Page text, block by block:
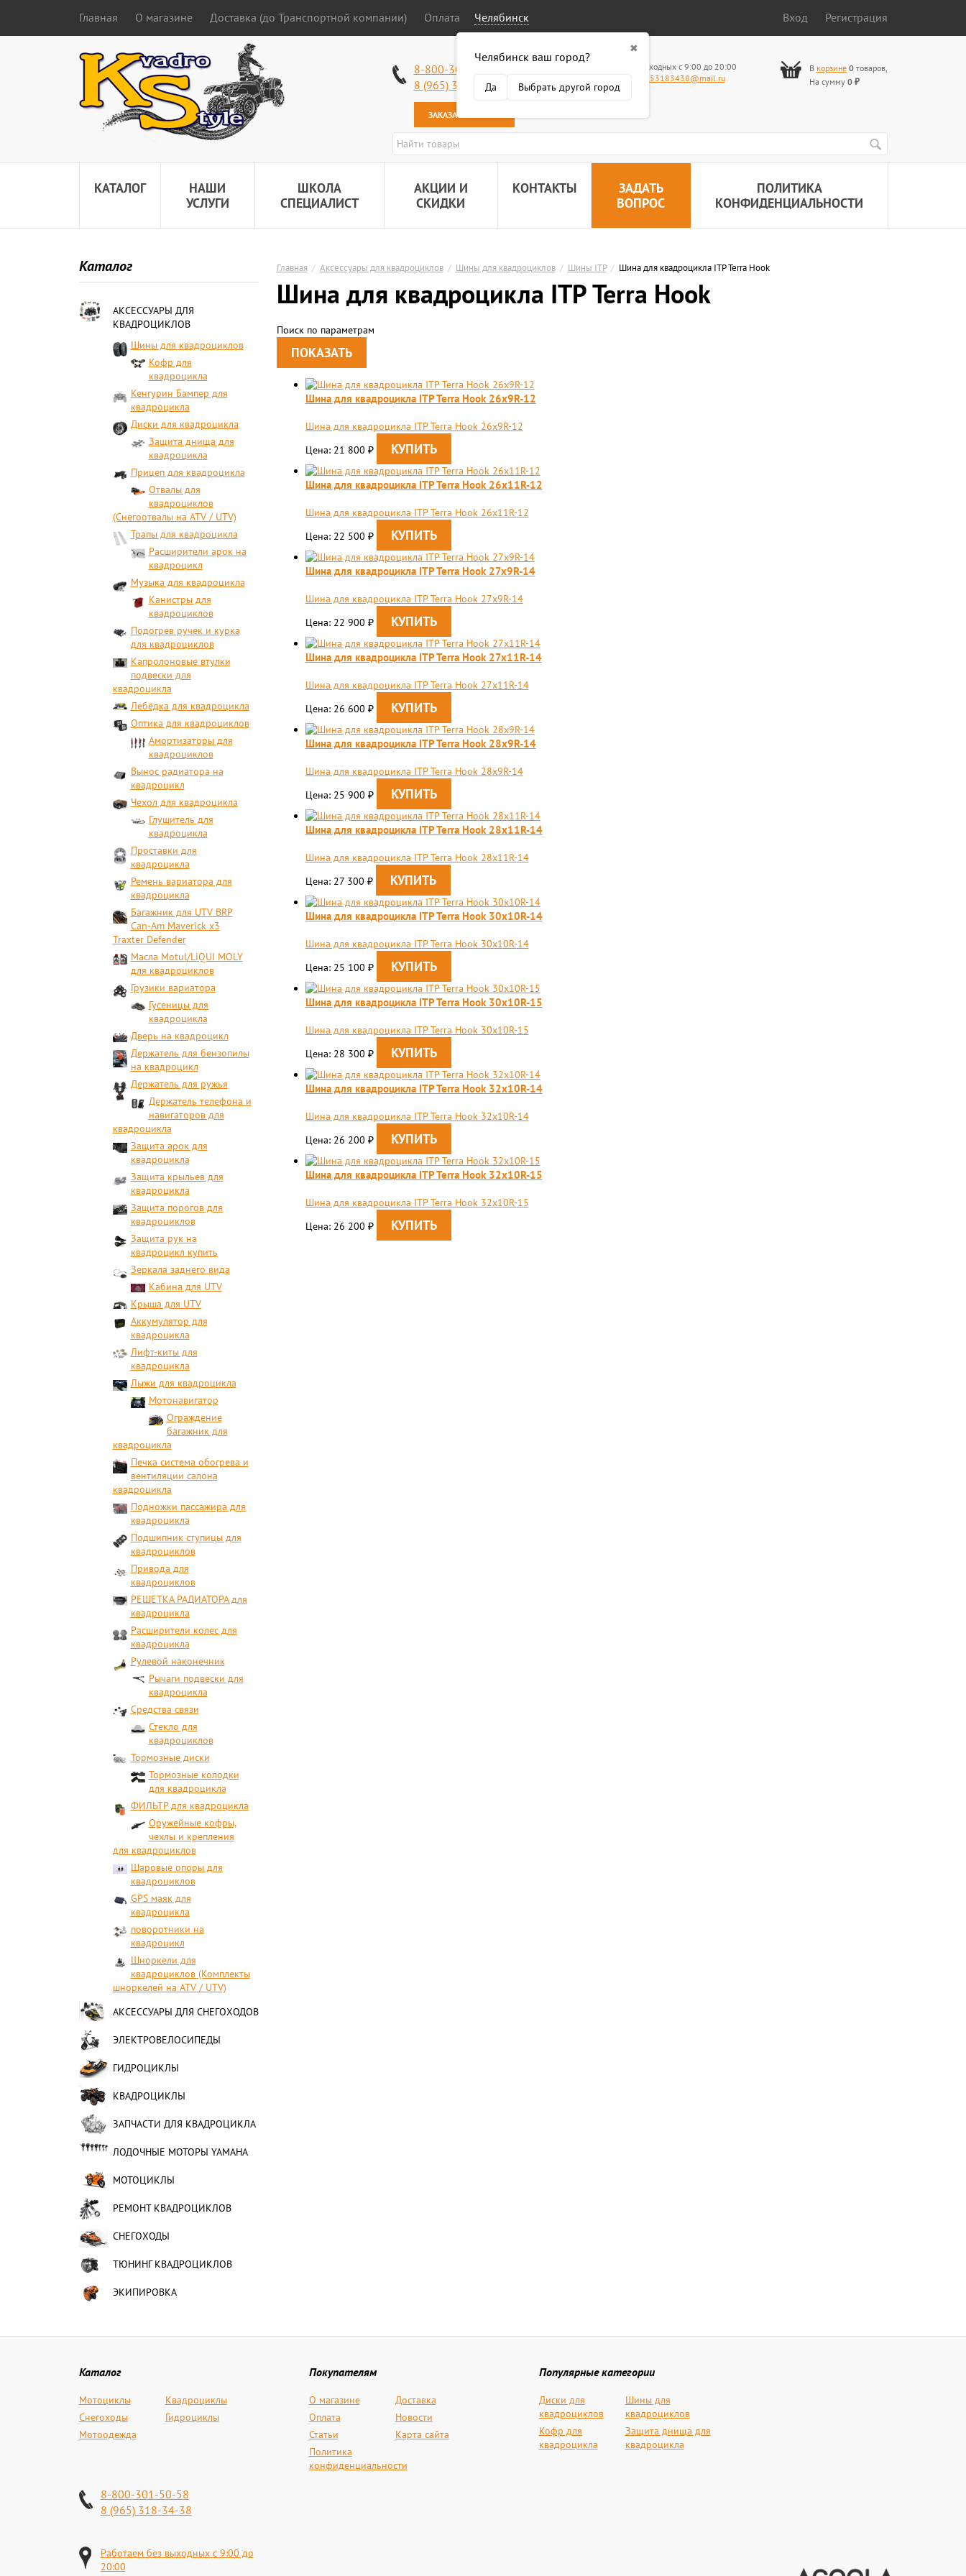
Главная О магазине Доставка (до Транспортной компании) Оплата Челябинск
✖
Челябинск ваш город?
Да Выбрать другой город
Вход Регистрация
8-800-301-50-58
8 (965) 318-34-38
ЗАКАЗАТЬ ЗВОНОК
Работаем без выходных с 9:00 до 20:00
89653183438@mail.ru
В корзине 0товаров,
На сумму 0 ₽
КАТАЛОГ
НАШИ
УСЛУГИ
ШКОЛА
СПЕЦИАЛИСТ
АКЦИИ И
СКИДКИ
КОНТАКТЫ
ЗАДАТЬ
ВОПРОС
ПОЛИТИКА
КОНФИДЕНЦИАЛЬНОСТИ
Каталог
АКСЕССУАРЫ ДЛЯ
КВАДРОЦИКЛОВ
Шины для квадроциклов
Кофр для
квадроцикла
Кенгурин Бампер для
квадроцикла
Диски для квадроцикла
Защита днища для
квадроцикла
Прицеп для квадроцикла
Отвалы для
квадроциклов
(Снегоотвалы на ATV / UTV)
Трапы для квадроцикла
Расширители арок на
квадроцикл
Музыка для квадроцикла
Канистры для
квадроциклов
Подогрев ручек и курка
для квадроциклов
Капролоновые втулки
подвески для
квадроцикла
Лебёдка для квадроцикла
Оптика для квадроциклов
Амортизаторы для
квадроциклов
Вынос радиатора на
квадроцикл
Чехол для квадроцикла
Глушитель для
квадроцикла
Проставки для
квадроцикла
Ремень вариатора для
квадроцикла
Багажник для UTV BRP
Can-Am Maverick x3
Traxter Defender
Масла Motul/LiQUI MOLY
для квадроциклов
Грузики вариатора
Гусеницы для
квадроцикла
Дверь на квадроцикл
Держатель для бензопилы
на квадроцикл
Держатель для ружья
Держатель телефона и
навигаторов для
квадроцикла
Защита арок для
квадроцикла
Защита крыльев для
квадроцикла
Защита порогов для
квадроциклов
Защита рук на
квадроцикл купить
Зеркала заднего вида
Кабина для UTV
Крыша для UTV
Аккумулятор для
квадроцикла
Лифт-киты для
квадроцикла
Лыжи для квадроцикла
Мотонавигатор
Ограждение
багажник для
квадроцикла
Печка система обогрева и
вентиляции салона
квадроцикла
Подножки пассажира для
квадроцикла
Подшипник ступицы для
квадроциклов
Привода для
квадроциклов
РЕШЕТКА РАДИАТОРА для
квадроцикла
Расширители колес для
квадроцикла
Рулевой наконечник
Рычаги подвески для
квадроцикла
Средства связи
Стекло для
квадроциклов
Тормозные диски
Тормозные колодки
для квадроцикла
ФИЛЬТР для квадроцикла
Оружейные кофры,
чехлы и крепления
для квадроциклов
Шаровые опоры для
квадроциклов
GPS маяк для
квадроцикла
поворотники на
квадроцикл
Шноркели для
квадроциклов (Комплекты
шноркелей на ATV / UTV)
АКСЕССУАРЫ ДЛЯ СНЕГОХОДОВ
ЭЛЕКТРОВЕЛОСИПЕДЫ
ГИДРОЦИКЛЫ
КВАДРОЦИКЛЫ
ЗАПЧАСТИ ДЛЯ КВАДРОЦИКЛА
ЛОДОЧНЫЕ МОТОРЫ YAMAHA
МОТОЦИКЛЫ
РЕМОНТ КВАДРОЦИКЛОВ
СНЕГОХОДЫ
ТЮНИНГ КВАДРОЦИКЛОВ
ЭКИПИРОВКА
Главная / Аксессуары для квадроциклов / Шины для квадроциклов / Шины ITP / Шина для квадроцикла ITP Terra Hook
Шина для квадроцикла ITP Terra Hook
Поиск по параметрам
Шина для квадроцикла ITP Terra Hook 26x9R-12
Шина для квадроцикла ITP Terra Hook 26x9R-12
Цена: 21 800 ₽
Шина для квадроцикла ITP Terra Hook 26x11R-12
Шина для квадроцикла ITP Terra Hook 26x11R-12
Цена: 22 500 ₽
Шина для квадроцикла ITP Terra Hook 27x9R-14
Шина для квадроцикла ITP Terra Hook 27x9R-14
Цена: 22 900 ₽
Шина для квадроцикла ITP Terra Hook 27x11R-14
Шина для квадроцикла ITP Terra Hook 27x11R-14
Цена: 26 600 ₽
Шина для квадроцикла ITP Terra Hook 28x9R-14
Шина для квадроцикла ITP Terra Hook 28x9R-14
Цена: 25 900 ₽
Шина для квадроцикла ITP Terra Hook 28x11R-14
Шина для квадроцикла ITP Terra Hook 28x11R-14
Цена: 27 300 ₽
Шина для квадроцикла ITP Terra Hook 30x10R-14
Шина для квадроцикла ITP Terra Hook 30x10R-14
Цена: 25 100 ₽
Шина для квадроцикла ITP Terra Hook 30x10R-15
Шина для квадроцикла ITP Terra Hook 30x10R-15
Цена: 28 300 ₽
Шина для квадроцикла ITP Terra Hook 32x10R-14
Шина для квадроцикла ITP Terra Hook 32x10R-14
Цена: 26 200 ₽
Шина для квадроцикла ITP Terra Hook 32x10R-15
Шина для квадроцикла ITP Terra Hook 32x10R-15
Цена: 26 200 ₽
Каталог
Мотоциклы
Квадроциклы
Снегоходы
Гидроциклы
Мотоодежда
Покупателям
О магазине
Доставка
Оплата
Новости
Статьи
Карта сайта
Политика
конфиденциальности
Популярные категории
Диски для
квадроциклов
Шины для
квадроциклов
Кофр для
квадроцикла
Защита днища для
квадроцикла
8-800-301-50-58
8 (965) 318-34-38
Работаем без выходных с 9:00 до
20:00